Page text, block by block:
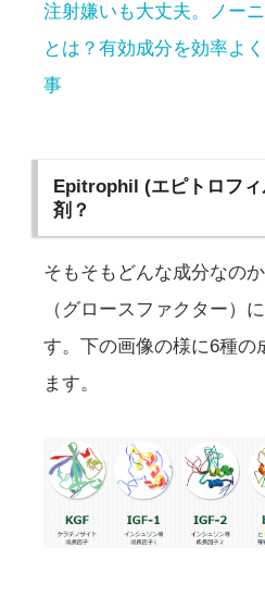
注射嫌いも大丈夫。ノー
とは？有効成分を効率よ
事
Epitrophil (エピトロフィ
剤？
そもそもどんな成分なの
（グロースファクター）
す。下の画像の様に6種の
ます。